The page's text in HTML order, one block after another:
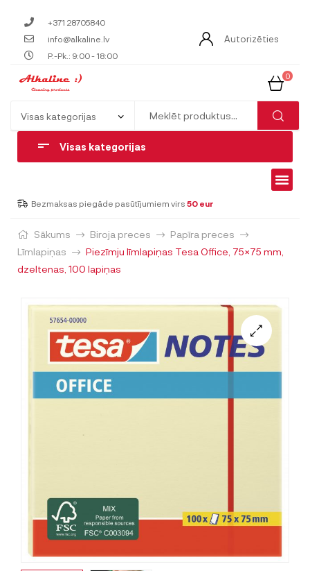
+371 28705840
info@alkaline.lv
P.-Pk.: 9:00 - 18:00
Autorizēties
0
Visas kategorijas
Bezmaksas piegāde pasūtījumiem virs 50 eur
Sākums Biroja preces
Papīra preces
Līmlapiņas
Piezīmju līmlapiņas Tesa Office, 75×75 mm,
dzeltenas, 100 lapiņas